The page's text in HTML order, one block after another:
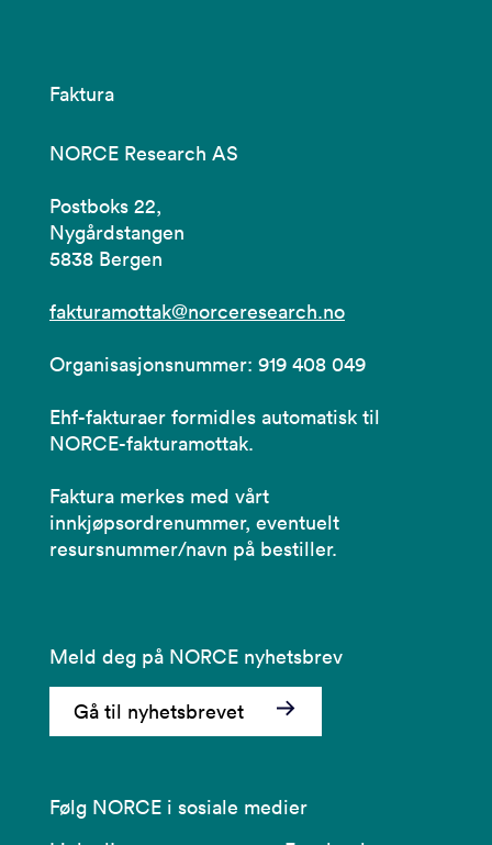
Faktura
NORCE Research AS
Postboks 22,
Nygårdstangen
5838 Bergen
fakturamottak@norceresearch.no
Organisasjonsnummer: 919 408 049
Ehf-fakturaer formidles automatisk til
NORCE-fakturamottak.
Faktura merkes med vårt
innkjøpsordrenummer, eventuelt
resursnummer/navn på bestiller.
Meld deg på NORCE nyhetsbrev
Gå til nyhetsbrevet
Følg NORCE i sosiale medier